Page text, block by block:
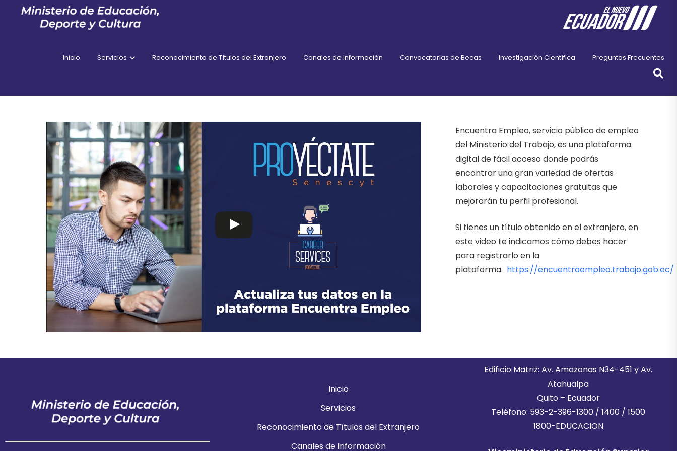
Inicio Servicios Reconocimiento de Títulos del Extranjero Canales de Información Convocatorias de Becas Investigación Científica Preguntas Frecuentes
Encuentra Empleo, servicio público de empleo
del Ministerio del Trabajo, es una plataforma
digital de fácil acceso donde podrás
encontrar una gran variedad de ofertas
laborales y capacitaciones gratuitas que
mejorarán tu perfil profesional.
Si tienes un título obtenido en el extranjero, en
este video te indicamos cómo debes hacer
para registrarlo en la
plataforma. https://encuentraempleo.trabajo.gob.ec/
Inicio
Servicios
Reconocimiento de Títulos del Extranjero
Canales de Información
Edificio Matriz: Av. Amazonas N34-451 y Av.
Atahualpa
Quito – Ecuador
Teléfono: 593-2-396-1300 / 1400 / 1500
1800-EDUCACION